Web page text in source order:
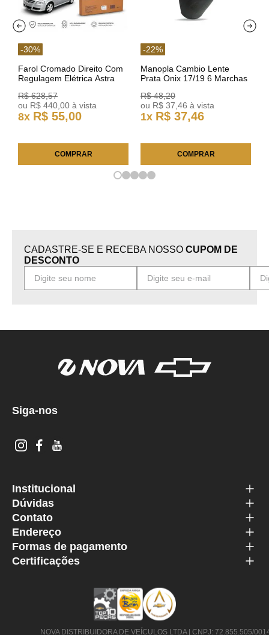
-30%
Farol Cromado Direito Com
Regulagem Elétrica Astra
R$ 628,57
ou R$ 440 00 à vista
8x R$ 55,00
COMPRAR
-22%
Manopla Cambio Lente
Prata Onix 17/19 6 Marchas
R$ 48,20
ou R$ 37 46 à vista
1x R$ 37,46
COMPRAR
CADASTRE-SE E RECEBA NOSSO CUPOM DE
DESCONTO
Siga-nos
Institucional
Dúvidas
Contato
Endereço
Formas de pagamento
Certificações
NOVA DISTRIBUIDORA DE VEÍCULOS LTDA | CNPJ: 72.855.505/